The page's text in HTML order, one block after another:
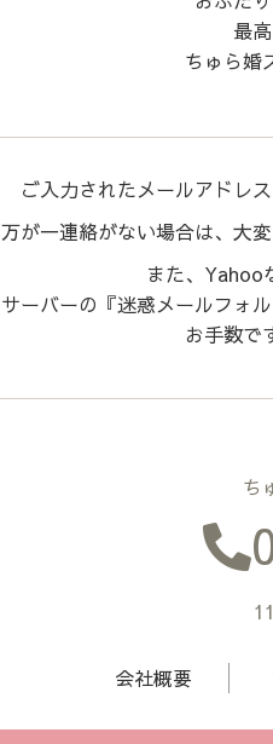
最
ちゅら婚
ご入力されたメールアドレ
万が一連絡がない場合は、大
また、Yahoo
サーバーの『迷惑メールフォ
お手数で
ち
会社概要